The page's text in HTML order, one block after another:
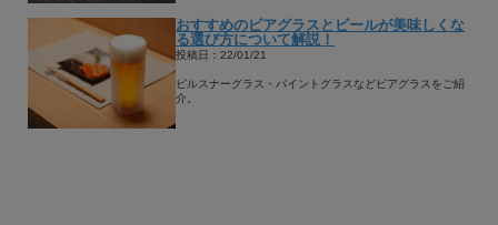
おすすめのビアグラスとビールが美味しくな
る選び方について解説！
投稿日：22/01/21
ピルスナーグラス・パイントグラスなどビアグラスをご紹
介。